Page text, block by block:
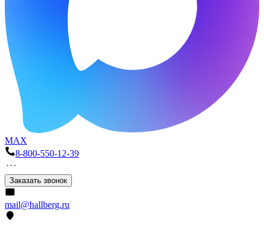
MAX
8-800-550-12-39
Заказать звонок
mail@hallberg.ru